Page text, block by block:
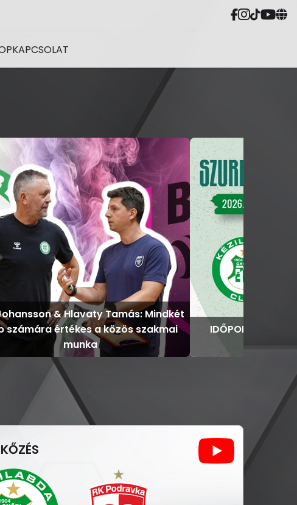
KAPCSOLAT
& Hlavaty Tamás: Mindkét
számára értékes a közös szakmai
munka